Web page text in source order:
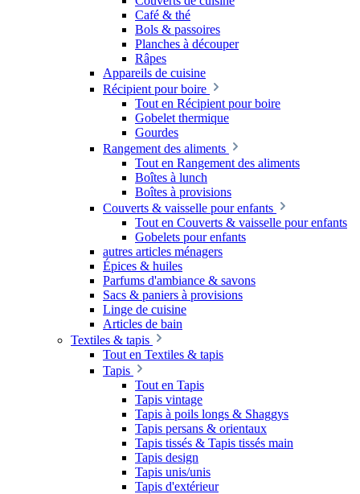
Café & thé
Bols & passoires
Planches à découper
Râpes
Appareils de cuisine
Récipient pour boire
Tout en Récipient pour boire
Gobelet thermique
Gourdes
Rangement des aliments
Tout en Rangement des aliments
Boîtes à lunch
Boîtes à provisions
Couverts & vaisselle pour enfants
Tout en Couverts & vaisselle pour enfants
Gobelets pour enfants
autres articles ménagers
Épices & huiles
Parfums d'ambiance & savons
Sacs & paniers à provisions
Linge de cuisine
Articles de bain
Textiles & tapis
Tout en Textiles & tapis
Tapis
Tout en Tapis
Tapis vintage
Tapis à poils longs & Shaggys
Tapis persans & orientaux
Tapis tissés & Tapis tissés main
Tapis design
Tapis unis/unis
Tapis d'extérieur